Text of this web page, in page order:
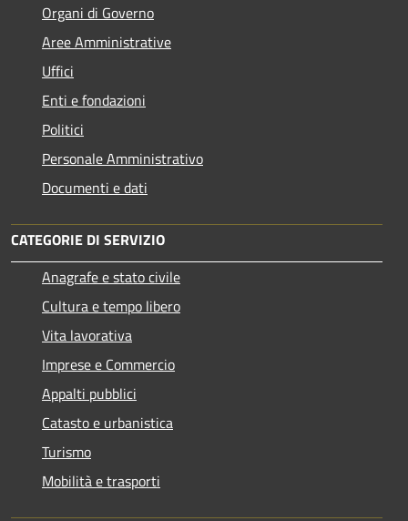
Organi di Governo
Aree Amministrative
Uffici
Enti e fondazioni
Politici
Personale Amministrativo
Documenti e dati
CATEGORIE DI SERVIZIO
Anagrafe e stato civile
Cultura e tempo libero
Vita lavorativa
Imprese e Commercio
Appalti pubblici
Catasto e urbanistica
Turismo
Mobilità e trasporti